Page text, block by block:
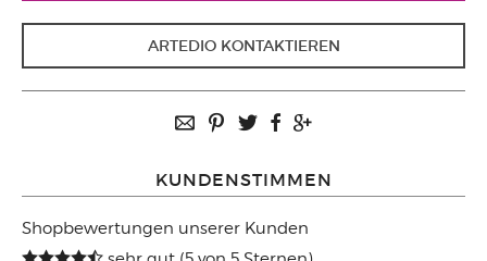
ARTEDIO KONTAKTIEREN
KUNDENSTIMMEN
Shopbewertungen unserer Kunden